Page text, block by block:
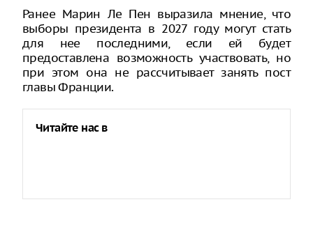
Ранее Марин Ле Пен выразила мнение, что
выборы президента в 2027 году могут стать
для нее последними, если ей будет
предоставлена возможность участвовать, но
при этом она не рассчитывает занять пост
главы Франции.
Читайте нас в